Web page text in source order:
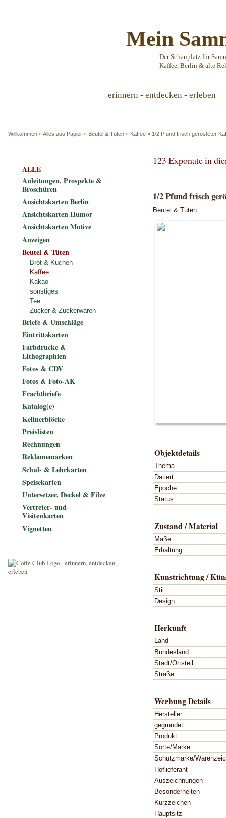
Mein
Der Schauplatz für
Kaffee, Berlin & alte
erinnern - entdecken - erleben
Willkommen »Alles aus Papier » Beutel & Tüten » Kaffee » 1/2 Pfund frisch gerösteter
123 Exponate in
1/2 Pfund frisch
Beutel & Tüten
Objektdetails
Thema
Datiert
Epoche
Status
Zustand / Material
Maße
Erhaltung
Kunstrichtung /
Stil
Design
Herkunft
Land
Bundesland
Stadt/Ortsteil
Straße
Werbung Details
Hersteller
gegründet
Produkt
Sorte/Marke
Schutzmarke/
Hoflieferant
Auszeichnungen
Besonderheiten
Kurzzeichen
Hauptsitz
ALLE
Anleitungen, Prospekte &
Broschüren
Ansichtskarten Berlin
Ansichtskarten Humor
Ansichtskarten Motive
Anzeigen
Beutel & Tüten
Brot & Kuchen
Kaffee
Kakao
sonstiges
Tee
Zucker & Zuckerwaren
Briefe & Umschläge
Eintrittskarten
Farbdrucke &
Lithographien
Fotos & CDV
Fotos & Foto-AK
Frachtbriefe
Katalog(e)
Kellnerblöcke
Preislisten
Rechnungen
Reklamemarken
Schul- & Lehrkarten
Speisekarten
Untersetzer, Deckel & Filze
Vertreter- und
Visitenkarten
Vignetten